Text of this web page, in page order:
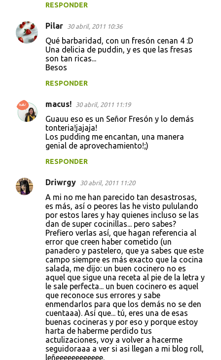
RESPONDER
Pilar 30 abril, 2011 10:36
Qué barbaridad, con un fresón cenan 4 :D
Una delicia de puddin, y es que las fresas
son tan ricas...
Besos
RESPONDER
macus! 30 abril, 2011 11:19
Guauu eso es un Señor Fresón y lo demás
tonteria!jajaja!
Los pudding me encantan, una manera
genial de aprovechamiento!;)
RESPONDER
Driwrgy 30 abril, 2011 11:20
A mi no me han parecido tan desastrosas,
es más, así o peores las he visto pululando
por estos lares y hay quienes incluso se las
dan de super cocinillas... pero sabes?
Prefiero verlas así, que hagan referencia al
error que creen haber cometido (un
panadero y pastelero, que ya sabes que este
campo siempre es más exacto que la cocina
salada, me dijo: un buen cocinero no es
aquel que sigue una receta al pie de la letra y
le sale perfecta... un buen cocinero es aquel
que reconoce sus errores y sabe
enmendarlos para que los demás no se den
cuentaaa). Así que... tú, eres una de esas
buenas cocineras y por eso y porque estoy
harta de haberme perdido tus
actulizaciones, voy a volver a hacerme
seguidoraaa a ver si asi llegan a mi blog roll,
leñeeeeeeeeeeee.